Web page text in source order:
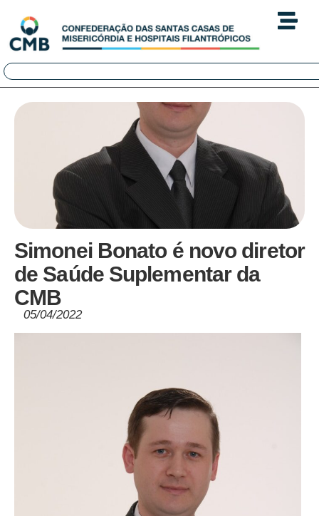
Simonei Bonato é novo diretor
de Saúde Suplementar da
CMB
05/04/2022